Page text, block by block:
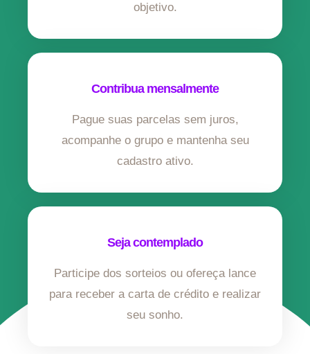
objetivo.
Contribua mensalmente
Pague suas parcelas sem juros,
acompanhe o grupo e mantenha seu
cadastro ativo.
Seja contemplado
Participe dos sorteios ou ofereça lance
para receber a carta de crédito e realizar
seu sonho.